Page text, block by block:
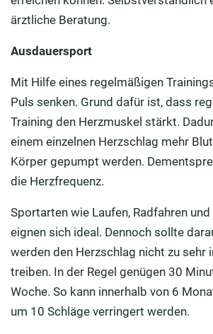
ärztliche Beratung.
Ausdauersport
Mit Hilfe eines regelmäßigen
Puls senken. Grund dafür ist, dass
Training den Herzmuskel stärkt.
einem einzelnen Herzschlag mehr
Körper gepumpt werden.
die Herzfrequenz.
Sportarten wie Laufen, Radfahren
eignen sich ideal. Dennoch sollte
werden den Herzschlag nicht zu sehr
treiben. In der Regel genügen 30
Woche. So kann innerhalb von 6
um 10 Schläge verringert werden.